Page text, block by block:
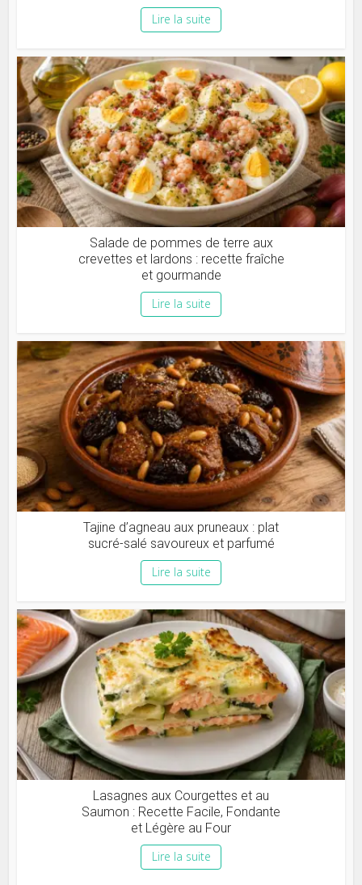
Lire la suite
Salade de pommes de terre aux
crevettes et lardons : recette fraîche
et gourmande
Lire la suite
Tajine d’agneau aux pruneaux : plat
sucré-salé savoureux et parfumé
Lire la suite
Lasagnes aux Courgettes et au
Saumon : Recette Facile, Fondante
et Légère au Four
Lire la suite